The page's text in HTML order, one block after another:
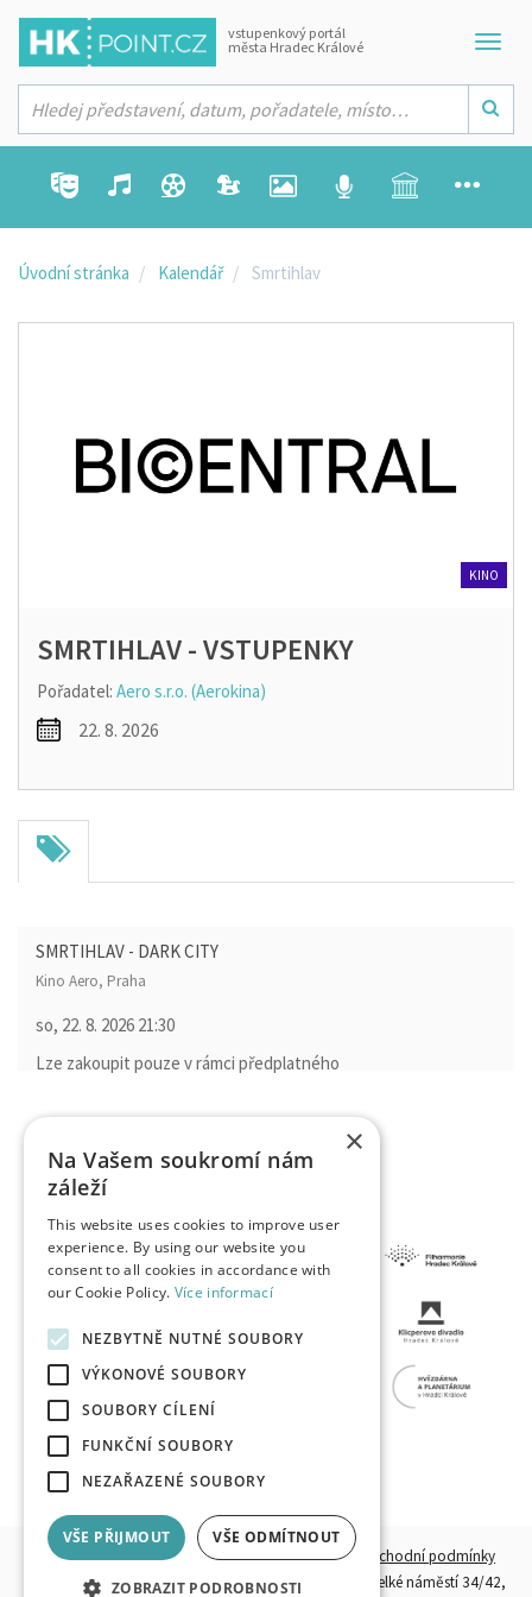
vstupenkový portál
města Hradec Králové
Úvodní stránka Kalendář Smrtihlav
SMRTIHLAV - VSTUPENKY
Pořadatel: Aero s.r.o. (Aerokina)
22. 8. 2026
KINO
SMRTIHLAV - DARK CITY
Kino Aero, Praha
so, 22. 8. 2026 21:30
Lze zakoupit pouze v rámci předplatného
© 2026, HKPOINT.CZ - Všechna práva vyhrazena.
Obchodní podmínky
Provozovatel:Destinační společnost Hradecko, z. s., Velké náměstí 34/42,
×
Na Vašem soukromí nám
záleží
This website uses cookies to improve user
experience. By using our website you
consent to all cookies in accordance with
our Cookie Policy. Více informací
NEZBYTNĚ NUTNÉ SOUBORY
VÝKONOVÉ SOUBORY
SOUBORY CÍLENÍ
FUNKČNÍ SOUBORY
NEZAŘAZENÉ SOUBORY
VŠE PŘIJMOUT VŠE ODMÍTNOUT
ZOBRAZIT PODROBNOSTI